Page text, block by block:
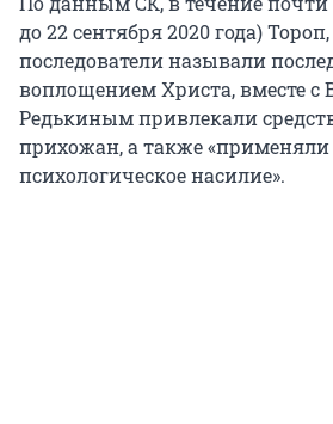
до 22 сентября 2020 года)
последователи называли
воплощением Христа, вместе
Редькиным привлекали
прихожан, а также
психологическое насилие».